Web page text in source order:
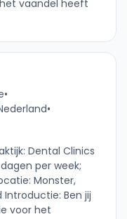
vaandel heeft
•
•
Dental Clinics
per week;
Monster,
Introductie: Ben jij
voor het